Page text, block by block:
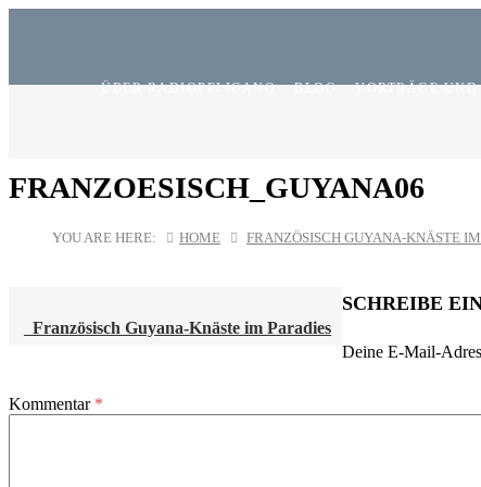
ÜBER RADIOPELICANO BLOG VORTRÄGE
FRANZOESISCH_GUYANA06
YOU ARE HERE: HOME FRANZÖSISCH GUYANA-KNÄSTE
NAVIGATION
Französisch Guyana-Knäste im Paradies
SCHREIBE
Deine E-Mail-
Kommentar *